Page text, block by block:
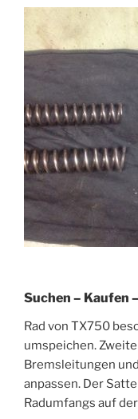
Suchen – Kaufen
Rad von TX750
umspeichen.
Bremsleitungen
anpassen. Der
Radumfangs auf